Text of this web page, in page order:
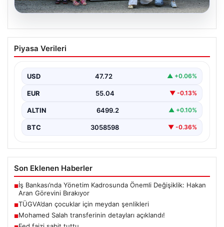
TÜGVA’dan çocuklar için meydan
şenlikleri
Piyasa Verileri
USD 47.72 ▲ +0.06%
EUR 55.04 ▼ -0.13%
ALTIN 6499.2 ▲ +0.10%
BTC 3058598 ▼ -0.36%
Son Eklenen Haberler
■İş Bankası’nda Yönetim Kadrosunda Önemli Değişiklik: Hakan
Aran Görevini Bırakıyor
■TÜGVA’dan çocuklar için meydan şenlikleri
■Mohamed Salah transferinin detayları açıklandı!